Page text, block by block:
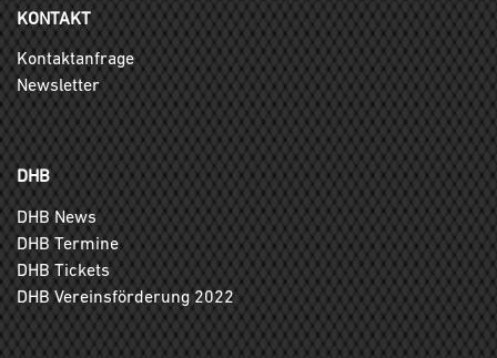
KONTAKT
Kontaktanfrage
Newsletter
DHB
DHB News
DHB Termine
DHB Tickets
DHB Vereinsförderung 2022